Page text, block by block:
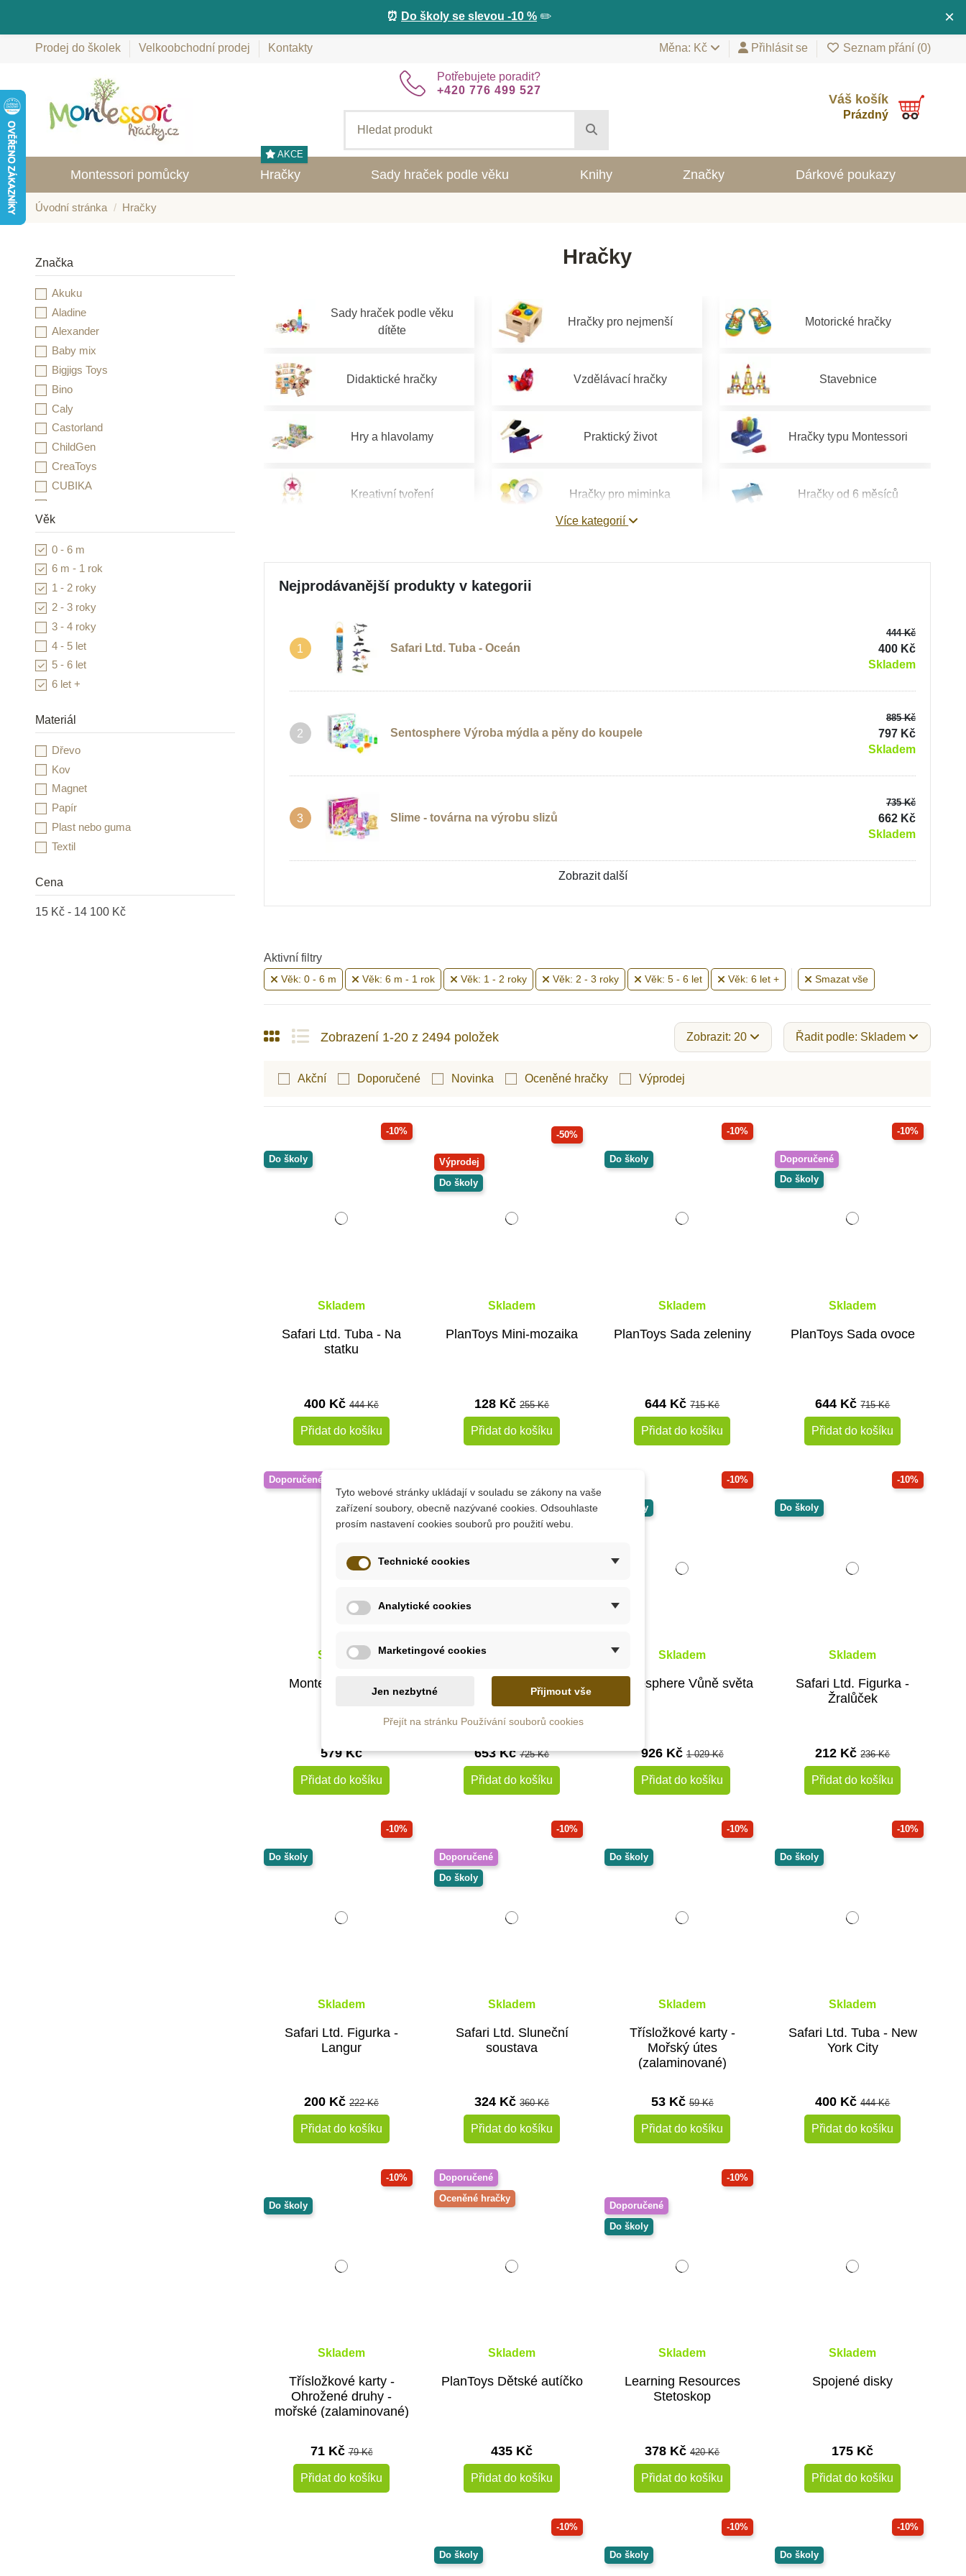
×
⏰ Do školy se slevou -10 % ✏️
Prodej do školek Velkoobchodní prodej Kontakty Měna: Kč Přihlásit se Seznam přání (0)
Potřebujete poradit?
+420 776 499 527
Váš košík
Prázdný
Montessori pomůcky Hračky
AKCE
Sady hraček podle věku Knihy Značky Dárkové poukazy
Úvodní stránka Hračky
Hračky
Sady hraček podle věku
dítěte
Hračky pro nejmenší Motorické hračky
Didaktické hračky Vzdělávací hračky Stavebnice
Hry a hlavolamy Praktický život Hračky typu Montessori
Kreativní tvoření Hračky pro miminka Hračky od 6 měsíců
Více kategorií
Nejprodávanější produkty v kategorii
1 Safari Ltd. Tuba - Oceán
444 Kč
400 Kč
Skladem
2 Sentosphere Výroba mýdla a pěny do koupele
885 Kč
797 Kč
Skladem
3 Slime - továrna na výrobu slizů
735 Kč
662 Kč
Skladem
Zobrazit další
Aktivní filtry
Věk: 0 - 6 m Věk: 6 m - 1 rok Věk: 1 - 2 roky Věk: 2 - 3 roky Věk: 5 - 6 let Věk: 6 let + Smazat vše
Zobrazení 1-20 z 2494 položek Zobrazit: 20 Řadit podle: Skladem
Akční Doporučené Novinka Oceněné hračky Výprodej
-10%
Do školy
Skladem
Safari Ltd. Tuba - Na
statku
400 Kč444 Kč
Přidat do košíku
-50%
Výprodej
Do školy
Skladem
PlanToys Mini-mozaika
128 Kč255 Kč
Přidat do košíku
-10%
Do školy
Skladem
PlanToys Sada zeleniny
644 Kč715 Kč
Přidat do košíku
-10%
Doporučené
Do školy
Skladem
PlanToys Sada ovoce
644 Kč715 Kč
Přidat do košíku
Doporučené
Skladem
Montessori mobil -
579 Kč
Přidat do košíku
Doporučené
Do školy
PlanToys Pexeso -
Nálady
653 Kč725 Kč
Přidat do košíku
-10%
Do školy
Skladem
Sentosphere Vůně světa
926 Kč1 029 Kč
Přidat do košíku
-10%
Do školy
Skladem
Safari Ltd. Figurka -
Žralůček
212 Kč236 Kč
Přidat do košíku
-10%
Do školy
Skladem
Safari Ltd. Figurka -
Langur
200 Kč222 Kč
Přidat do košíku
-10%
Doporučené
Do školy
Skladem
Safari Ltd. Sluneční
soustava
324 Kč360 Kč
Přidat do košíku
-10%
Do školy
Skladem
Třísložkové karty -
Mořský útes
(zalaminované)
53 Kč59 Kč
Přidat do košíku
-10%
Do školy
Skladem
Safari Ltd. Tuba - New
York City
400 Kč444 Kč
Přidat do košíku
-10%
Do školy
Skladem
Třísložkové karty -
Ohrožené druhy -
mořské (zalaminované)
71 Kč79 Kč
Přidat do košíku
Doporučené
Oceněné hračky
Skladem
PlanToys Dětské autíčko
435 Kč
Přidat do košíku
-10%
Doporučené
Do školy
Skladem
Learning Resources
Stetoskop
378 Kč420 Kč
Přidat do košíku
Skladem
Spojené disky
175 Kč
Přidat do košíku
-10%
Do školy
-10%
Do školy
-10%
Do školy
Značka
Akuku
Aladine
Alexander
Baby mix
Bigjigs Toys
Bino
Caly
Castorland
ChildGen
CreaToys
CUBIKA
Djeco
Duhová kočka
Dvě děti
Educo
Esence
Essdee
Folia
Goki
Grafix
HOLZTIGER
Infantino
INFOA
Janod
JIRI MODELS a.s.
Kidedu
Kid O
Learning Resources
Little Dutch
Lucy & Leo
Věk
0 - 6 m
6 m - 1 rok
1 - 2 roky
2 - 3 roky
3 - 4 roky
4 - 5 let
5 - 6 let
6 let +
Materiál
Dřevo
Kov
Magnet
Papír
Plast nebo guma
Textil
Cena
15 Kč - 14 100 Kč
Tyto webové stránky ukládají v souladu se zákony na vaše
zařízení soubory, obecně nazývané cookies. Odsouhlaste
prosím nastavení cookies souborů pro použití webu.
Technické cookies
Analytické cookies
Marketingové cookies
Jen nezbytné Přijmout vše
Přejít na stránku Používání souborů cookies